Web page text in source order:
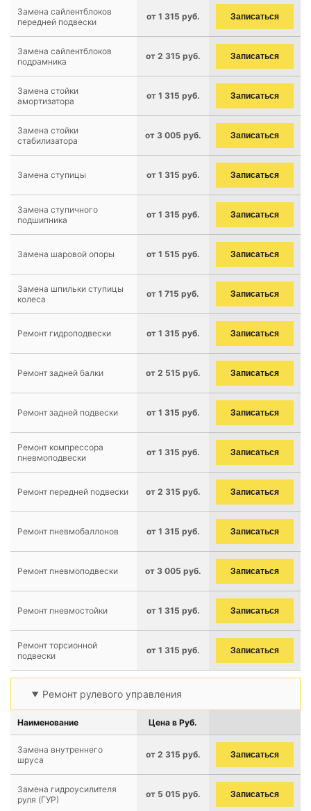
Замена сайлентблоков
передней подвески
от 1 315 руб. Записаться
Замена сайлентблоков
подрамника
от 2 315 руб. Записаться
Замена стойки
амортизатора
от 1 315 руб. Записаться
Замена стойки
стабилизатора
от 3 005 руб. Записаться
Замена ступицы от 1 315 руб. Записаться
Замена ступичного
подшипника
от 1 315 руб. Записаться
Замена шаровой опоры от 1 515 руб. Записаться
Замена шпильки ступицы
колеса
от 1 715 руб. Записаться
Ремонт гидроподвески от 1 315 руб. Записаться
Ремонт задней балки от 2 515 руб. Записаться
Ремонт задней подвески от 1 315 руб. Записаться
Ремонт компрессора
пневмоподвески
от 1 315 руб. Записаться
Ремонт передней подвески от 2 315 руб. Записаться
Ремонт пневмобаллонов от 1 315 руб. Записаться
Ремонт пневмоподвески от 3 005 руб. Записаться
Ремонт пневмостойки от 1 315 руб. Записаться
Ремонт торсионной
подвески
от 1 315 руб. Записаться
Ремонт рулевого управления
Наименование Цена в Руб.
Замена внутреннего
шруса
от 2 315 руб. Записаться
Замена гидроусилителя
руля (ГУР)
от 5 015 руб. Записаться